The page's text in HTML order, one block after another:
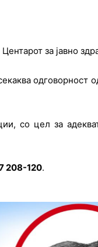
за јавно
одговорност
со цел за
208-120.